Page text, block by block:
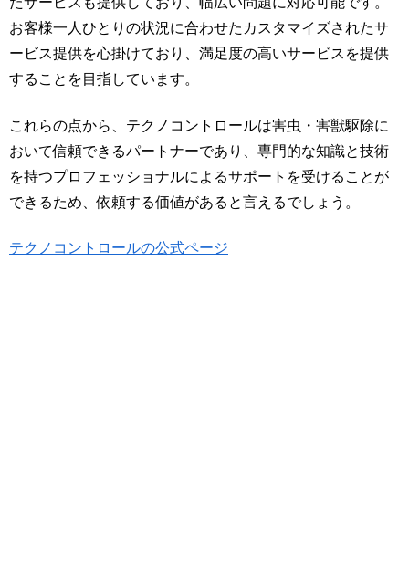
お客様一人ひとりの状況に合わせたカスタマイズされたサ
ービス提供を心掛けており、満足度の高いサービスを提供
することを目指しています。
これらの点から、テクノコントロールは害虫・害獣駆除に
おいて信頼できるパートナーであり、専門的な知識と技術
を持つプロフェッショナルによるサポートを受けることが
できるため、依頼する価値があると言えるでしょう。
テクノコントロールの公式ページ